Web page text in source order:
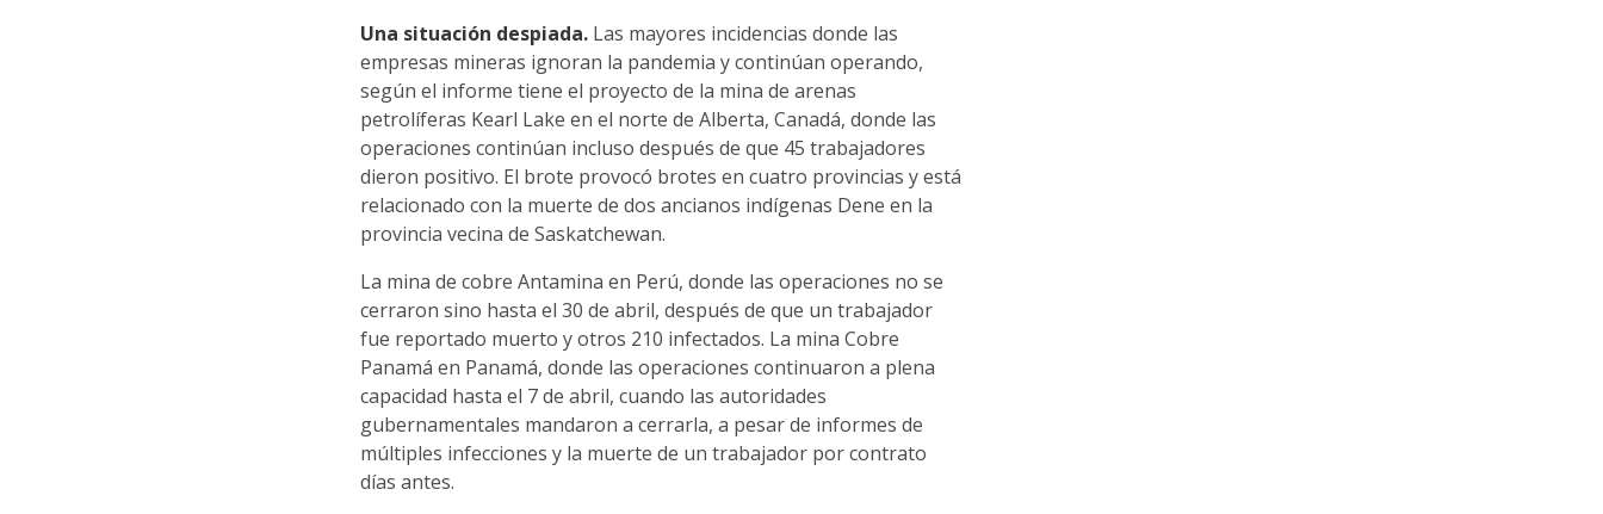
Una situación despiada. Las mayores incidencias donde las
empresas mineras ignoran la pandemia y continúan operando,
según el informe tiene el proyecto de la mina de arenas
petrolíferas Kearl Lake en el norte de Alberta, Canadá, donde las
operaciones continúan incluso después de que 45 trabajadores
dieron positivo. El brote provocó brotes en cuatro provincias y está
relacionado con la muerte de dos ancianos indígenas Dene en la
provincia vecina de Saskatchewan.
La mina de cobre Antamina en Perú, donde las operaciones no se
cerraron sino hasta el 30 de abril, después de que un trabajador
fue reportado muerto y otros 210 infectados. La mina Cobre
Panamá en Panamá, donde las operaciones continuaron a plena
capacidad hasta el 7 de abril, cuando las autoridades
gubernamentales mandaron a cerrarla, a pesar de informes de
múltiples infecciones y la muerte de un trabajador por contrato
días antes.